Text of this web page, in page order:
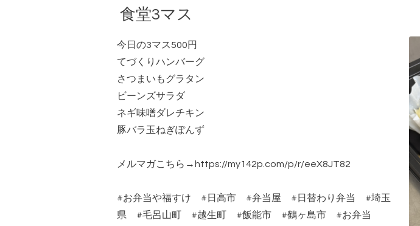
食堂3マス
今日の3マス500円
てづくりハンバーグ
さつまいもグラタン
ビーンズサラダ
ネギ味噌ダレチキン
豚バラ玉ねぎぽんず
メルマガこちら→https://my142p.com/p/r/eeX8JT82
#お弁当や福すけ #日高市 #弁当屋 #日替わり弁当 #埼玉
県 #毛呂山町 #越生町 #飯能市 #鶴ヶ島市 #お弁当